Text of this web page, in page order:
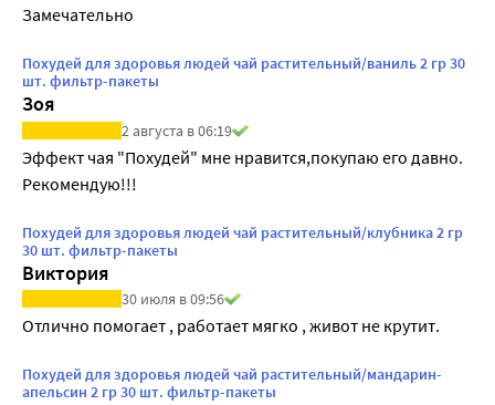
Замечательно
Похудей для здоровья людей чай растительный/ваниль 2 гр 30
шт. фильтр-пакеты
Зоя
2 августа в 06:19
Эффект чая "Похудей" мне нравится,покупаю его давно.
Рекомендую!!!
Похудей для здоровья людей чай растительный/клубника 2 гр
30 шт. фильтр-пакеты
Виктория
30 июля в 09:56
Отлично помогает , работает мягко , живот не крутит.
Похудей для здоровья людей чай растительный/мандарин-
апельсин 2 гр 30 шт. фильтр-пакеты